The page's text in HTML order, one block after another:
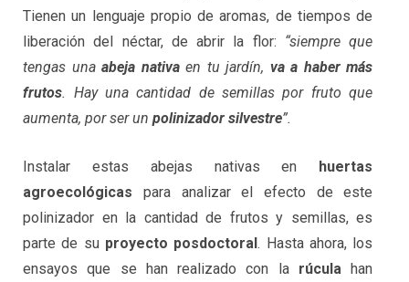
Tienen un lenguaje propio de aromas, de tiempos de
liberación del néctar, de abrir la flor: “siempre que
tengas unaabeja nativaen tu jardín, va a haber más
frutos. Hay una cantidad de semillas por fruto que
aumenta, por ser unpolinizador silvestre”.
Instalar estas abejas nativas en
huertas
agroecológicas para analizar el efecto de este
polinizador en la cantidad de frutos y semillas, es
parte de su proyecto posdoctoral. Hasta ahora, los
ensayos que se han realizado con la rúculahan